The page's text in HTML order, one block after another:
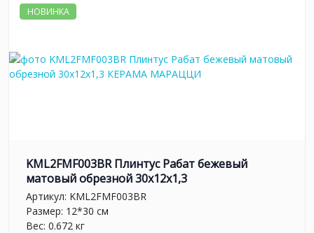
НОВИНКА
KML2FMF003BR Плинтус Рабат бежевый
матовый обрезной 30x12x1,3
Артикул: KML2FMF003BR
Размер: 12*30 см
Вес: 0.672 кг